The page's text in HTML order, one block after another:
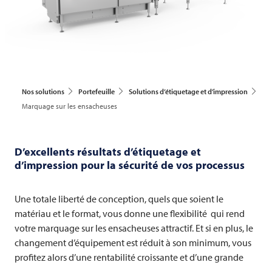
Nos solutions Portefeuille
Solutions d’étiquetage et d’impression
Marquage sur les ensacheuses
D’excellents résultats d’étiquetage et
d’impression pour la sécurité de vos processus
Une totale liberté de conception, quels que soient le
matériau et le format, vous donne une flexibilité qui rend
votre marquage sur les ensacheuses attractif. Et si en plus, le
changement d’équipement est réduit à son minimum, vous
profitez alors d’une rentabilité croissante et d’une grande